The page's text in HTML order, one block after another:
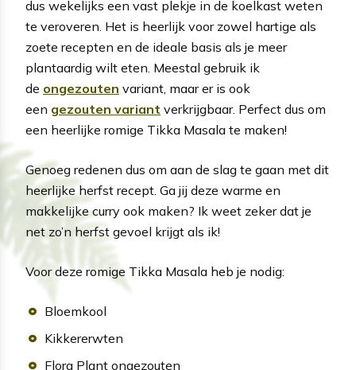
dus wekelijks een vast plekje in de koelkast weten
te veroveren. Het is heerlijk voor zowel hartige als
zoete recepten en de ideale basis als je meer
plantaardig wilt eten. Meestal gebruik ik
de ongezouten variant, maar er is ook
een gezouten variant verkrijgbaar. Perfect dus om
een heerlijke romige Tikka Masala te maken!
Genoeg redenen dus om aan de slag te gaan met dit
heerlijke herfst recept. Ga jij deze warme en
makkelijke curry ook maken? Ik weet zeker dat je
net zo’n herfst gevoel krijgt als ik!
Voor deze romige Tikka Masala heb je nodig:
Bloemkool
Kikkererwten
Flora Plant ongezouten